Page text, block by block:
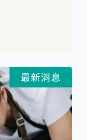
最新消息